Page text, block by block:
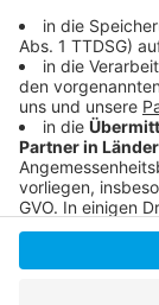
Anzeige